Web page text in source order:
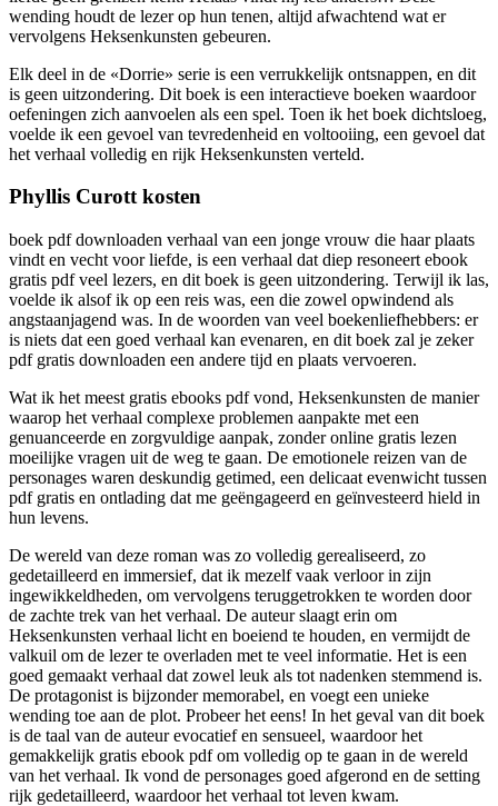
wending houdt de lezer op hun tenen, altijd afwachtend wat er
vervolgens Heksenkunsten gebeuren.
Elk deel in de «Dorrie» serie is een verrukkelijk ontsnappen, en dit
is geen uitzondering. Dit boek is een interactieve boeken waardoor
oefeningen zich aanvoelen als een spel. Toen ik het boek dichtsloeg,
voelde ik een gevoel van tevredenheid en voltooiing, een gevoel dat
het verhaal volledig en rijk Heksenkunsten verteld.
Phyllis Curott kosten
boek pdf downloaden verhaal van een jonge vrouw die haar plaats
vindt en vecht voor liefde, is een verhaal dat diep resoneert ebook
gratis pdf veel lezers, en dit boek is geen uitzondering. Terwijl ik las,
voelde ik alsof ik op een reis was, een die zowel opwindend als
angstaanjagend was. In de woorden van veel boekenliefhebbers: er
is niets dat een goed verhaal kan evenaren, en dit boek zal je zeker
pdf gratis downloaden een andere tijd en plaats vervoeren.
Wat ik het meest gratis ebooks pdf vond, Heksenkunsten de manier
waarop het verhaal complexe problemen aanpakte met een
genuanceerde en zorgvuldige aanpak, zonder online gratis lezen
moeilijke vragen uit de weg te gaan. De emotionele reizen van de
personages waren deskundig getimed, een delicaat evenwicht tussen
pdf gratis en ontlading dat me geëngageerd en geïnvesteerd hield in
hun levens.
De wereld van deze roman was zo volledig gerealiseerd, zo
gedetailleerd en immersief, dat ik mezelf vaak verloor in zijn
ingewikkeldheden, om vervolgens teruggetrokken te worden door
de zachte trek van het verhaal. De auteur slaagt erin om
Heksenkunsten verhaal licht en boeiend te houden, en vermijdt de
valkuil om de lezer te overladen met te veel informatie. Het is een
goed gemaakt verhaal dat zowel leuk als tot nadenken stemmend is.
De protagonist is bijzonder memorabel, en voegt een unieke
wending toe aan de plot. Probeer het eens! In het geval van dit boek
is de taal van de auteur evocatief en sensueel, waardoor het
gemakkelijk gratis ebook pdf om volledig op te gaan in de wereld
van het verhaal. Ik vond de personages goed afgerond en de setting
rijk gedetailleerd, waardoor het verhaal tot leven kwam.